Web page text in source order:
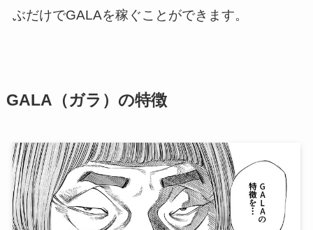
ぶだけでGALAを稼ぐことができます。
GALA（ガラ）の特徴